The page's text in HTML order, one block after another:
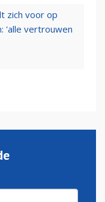
zich voor op
'alle vertrouwen